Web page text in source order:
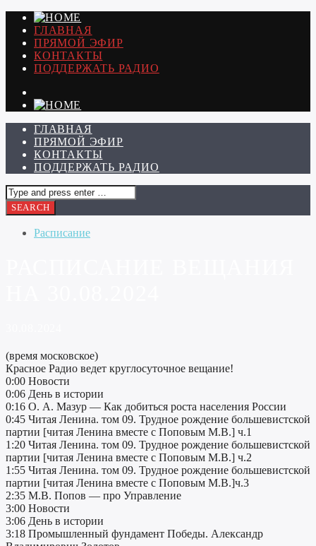
ГЛАВНАЯ
ПРЯМОЙ ЭФИР
КОНТАКТЫ
ПОДДЕРЖАТЬ РАДИО
ГЛАВНАЯ
ПРЯМОЙ ЭФИР
КОНТАКТЫ
ПОДДЕРЖАТЬ РАДИО
Расписание
(время московское)
Красное Радио ведет круглосуточное вещание!
0:00 Новости
0:06 День в истории
0:16 О. А. Мазур — Как добиться роста населения России
0:45 Читая Ленина. том 09. Трудное рождение большевистской
партии [читая Ленина вместе с Поповым М.В.] ч.1
1:20 Читая Ленина. том 09. Трудное рождение большевистской
партии [читая Ленина вместе с Поповым М.В.] ч.2
1:55 Читая Ленина. том 09. Трудное рождение большевистской
партии [читая Ленина вместе с Поповым М.В.]ч.3
2:35 М.В. Попов — про Управление
3:00 Новости
3:06 День в истории
3:18 Промышленный фундамент Победы. Александр